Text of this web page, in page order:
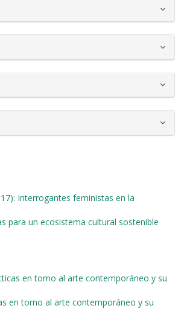
Interrogantes feministas en la
para un ecosistema cultural sostenible
en torno al arte contemporáneo y su
en torno al arte contemporáneo y su